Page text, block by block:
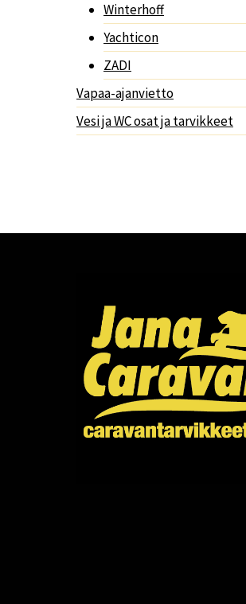
Winterhoff
Yachticon
ZADI
Vapaa-ajanvietto
Vesi ja WC osat ja tarvikkeet